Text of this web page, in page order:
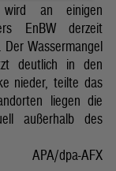
wird an einigen
EnBW derzeit
Wassermangel
deutlich in den
nieder, teilte das
liegen die
außerhalb des
APA/dpa-AFX